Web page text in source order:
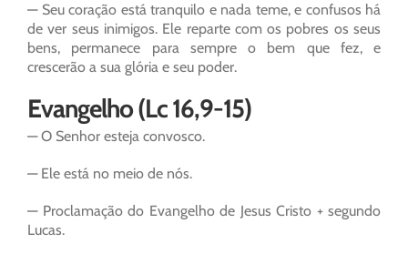
— Seu coração está tranquilo e nada teme, e confusos há
de ver seus inimigos. Ele reparte com os pobres os seus
bens, permanece para sempre o bem que fez, e
crescerão a sua glória e seu poder.
Evangelho (Lc 16,9-15)
— O Senhor esteja convosco.
— Ele está no meio de nós.
— Proclamação do Evangelho de Jesus Cristo + segundo
Lucas.